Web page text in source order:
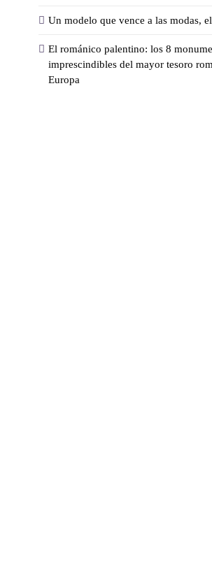
Un modelo que vence a las modas,
El románico palentino: los 8
imprescindibles del mayor tesoro
Europa